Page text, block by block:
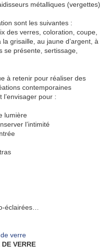
métalliques (vergettes)
sont les suivantes :
des verres, coloration, coupe,
grisaille, au jaune d’argent, à
présente, sertissage,
à retenir pour réaliser des
contemporaines
pour :
lumière
l’intimité
éclairées…
VERRE